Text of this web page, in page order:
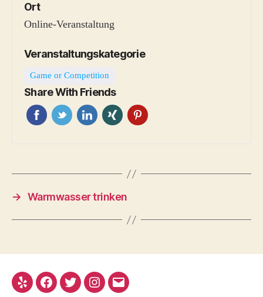
Ort
Online-Veranstaltung
Veranstaltungskategorie
Game or Competition
Share With Friends
→ Warmwasser trinken
Yelp Facebook
TwitterInstagram
E-